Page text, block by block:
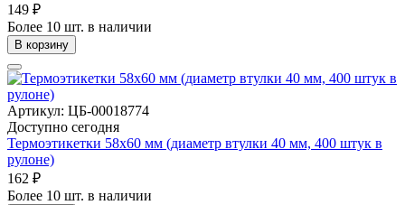
149 ₽
Более 10 шт. в наличии
В корзину
Артикул: ЦБ-00018774
Доступно сегодня
Термоэтикетки 58х60 мм (диаметр втулки 40 мм, 400 штук в
рулоне)
162 ₽
Более 10 шт. в наличии